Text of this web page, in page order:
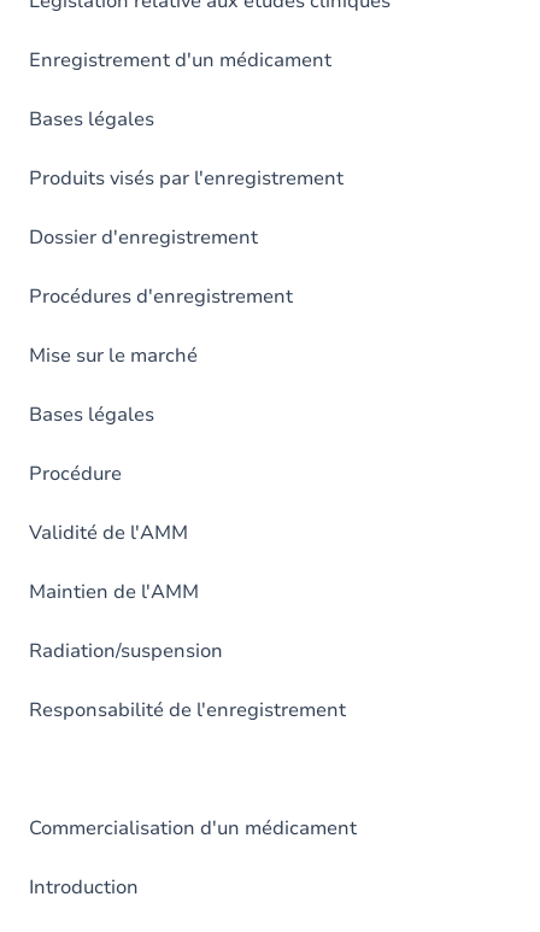
Enregistrement d'un médicament
Bases légales
Produits visés par l'enregistrement
Dossier d'enregistrement
Procédures d'enregistrement
Mise sur le marché
Bases légales
Procédure
Validité de l'AMM
Maintien de l'AMM
Radiation/suspension
Responsabilité de l'enregistrement
Commercialisation d'un médicament
Introduction